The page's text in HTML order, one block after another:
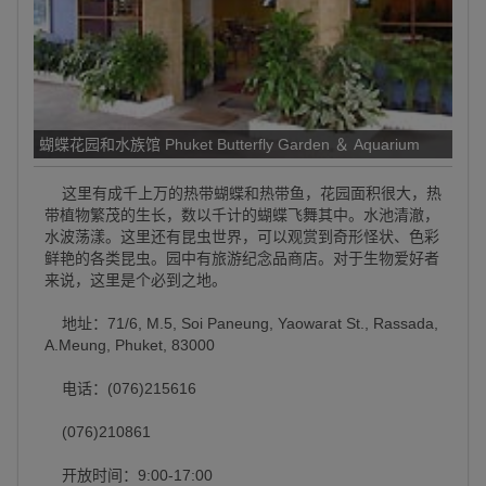
蝴蝶花园和水族馆 Phuket Butterfly Garden ＆ Aquarium
这里有成千上万的热带蝴蝶和热带鱼，花园面积很大，热
带植物繁茂的生长，数以千计的蝴蝶飞舞其中。水池清澈，
水波荡漾。这里还有昆虫世界，可以观赏到奇形怪状、色彩
鲜艳的各类昆虫。园中有旅游纪念品商店。对于生物爱好者
来说，这里是个必到之地。
地址：71/6, M.5, Soi Paneung, Yaowarat St., Rassada,
A.Meung, Phuket, 83000
电话：(076)215616
(076)210861
开放时间：9:00-17:00